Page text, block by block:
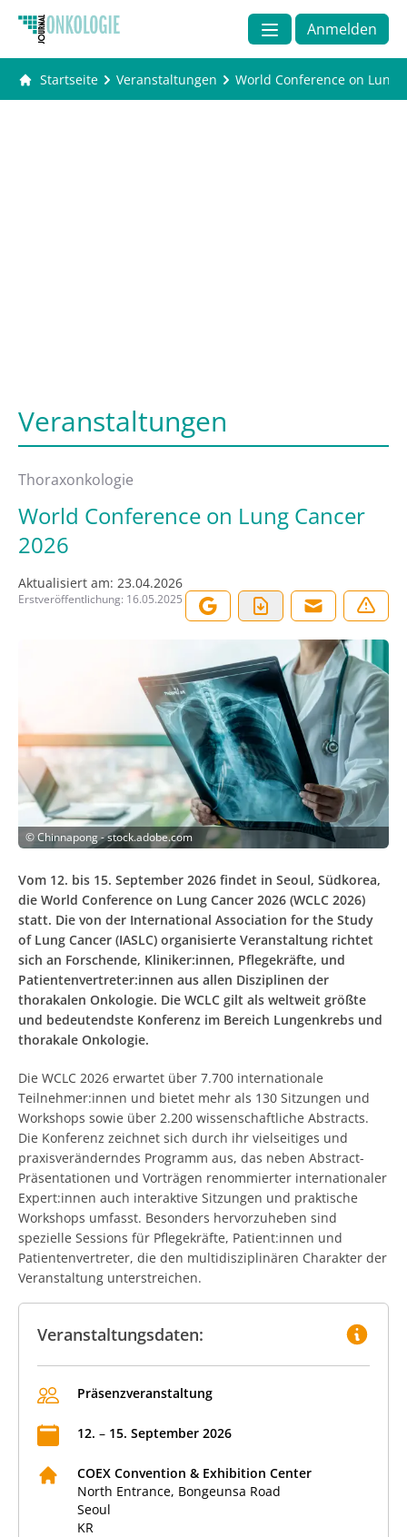
Anmelden
Startseite Veranstaltungen World Conference on Lung
Veranstaltungen
Thoraxonkologie
World Conference on Lung Cancer
2026
Aktualisiert am: 23.04.2026
Erstveröffentlichung: 16.05.2025
©Chinnapong - stock.adobe.com
Veranstaltungsdaten:
Präsenzveranstaltung
12. – 15. September 2026
COEX Convention & Exhibition Center
North Entrance, Bongeunsa Road
Seoul
KR
Vom 12. bis 15. September 2026 findet in Seoul, Südkorea,
die World Conference on Lung Cancer 2026 (WCLC 2026)
statt. Die von der International Association for the Study
of Lung Cancer (IASLC) organisierte Veranstaltung richtet
sich an Forschende, Kliniker:innen, Pflegekräfte, und
Patientenvertreter:innen aus allen Disziplinen der
thorakalen Onkologie. Die WCLC gilt als weltweit größte
und bedeutendste Konferenz im Bereich Lungenkrebs und
thorakale Onkologie.
Die WCLC 2026 erwartet über 7.700 internationale
Teilnehmer:innen und bietet mehr als 130 Sitzungen und
Workshops sowie über 2.200 wissenschaftliche Abstracts.
Die Konferenz zeichnet sich durch ihr vielseitiges und
praxisveränderndes Programm aus, das neben Abstract-
Präsentationen und Vorträgen renommierter internationaler
Expert:innen auch interaktive Sitzungen und praktische
Workshops umfasst. Besonders hervorzuheben sind
spezielle Sessions für Pflegekräfte, Patient:innen und
Patientenvertreter, die den multidisziplinären Charakter der
Veranstaltung unterstreichen.